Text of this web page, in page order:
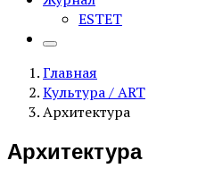
ESTET
Главная
Культура / ART
Архитектура
Архитектура